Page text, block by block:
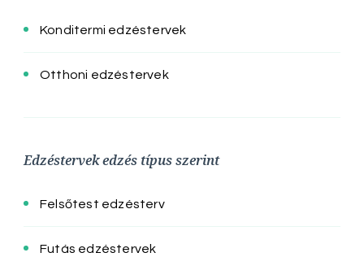
Konditermi edzéstervek
Otthoni edzéstervek
Edzéstervek edzés típus szerint
Felsőtest edzésterv
Futás edzéstervek